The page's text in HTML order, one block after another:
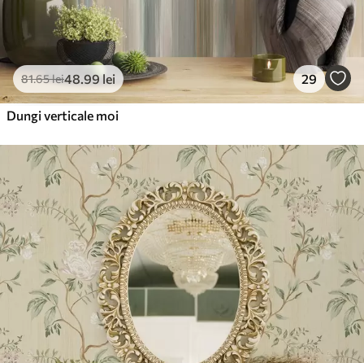
81.65lei48.99 lei 29
Dungi verticale moi